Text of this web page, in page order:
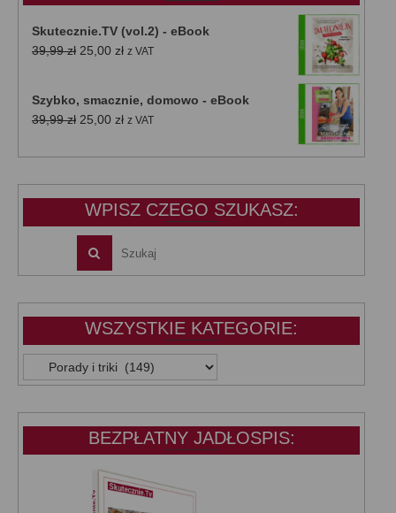
Skutecznie.TV (vol.2) - eBook
39,99zł Pierwotna
39,99 zł.
25,00 złAktualna
25,00 zł.
z VAT
Szybko, smacznie, domowo - eBook
39,99zł Pierwotna
wynosiła:
25,00 złAktualna
wynosi:
z VAT
WPISZ CZEGO SZUKASZ:
WSZYSTKIE KATEGORIE:
WSZYSTKIE
KATEGORIE:
BEZPŁATNY JADŁOSPIS: